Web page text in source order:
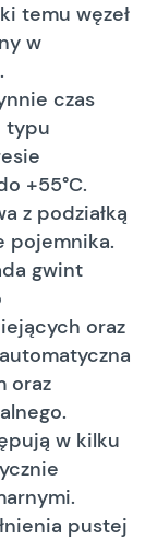
temu węzeł
w
czas
typu
+55°C.
z podziałką
pojemnika.
gwint
oraz
oraz
w kilku
pustej